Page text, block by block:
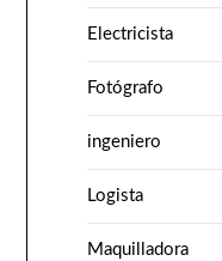
Electricista
Fotógrafo
ingeniero
Logista
Maquilladora